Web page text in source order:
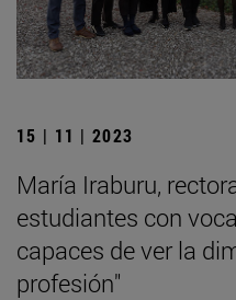
15 | 11 | 2023
María Iraburu,
estudiantes con
capaces de ver la
profesión"